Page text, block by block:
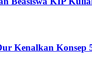
Kenalkan Konsep